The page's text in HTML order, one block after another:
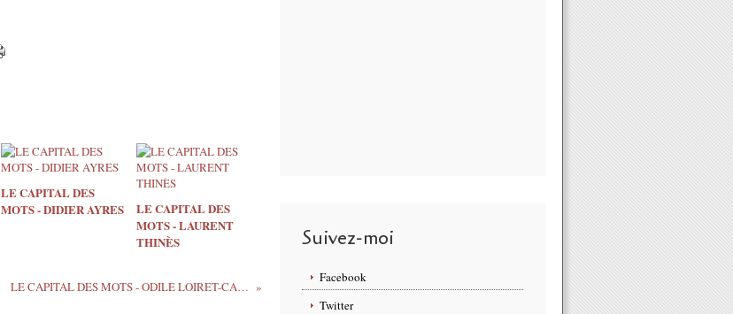
LE CAPITAL DES
MOTS - DIDIER AYRES
LE CAPITAL DES
MOTS - LAURENT
THINÈS
LE CAPITAL DES MOTS - ODILE LOIRET-CAILLE
Suivez-moi
Facebook
Twitter